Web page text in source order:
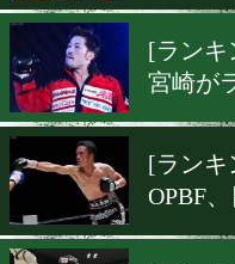
ロ
[ラ